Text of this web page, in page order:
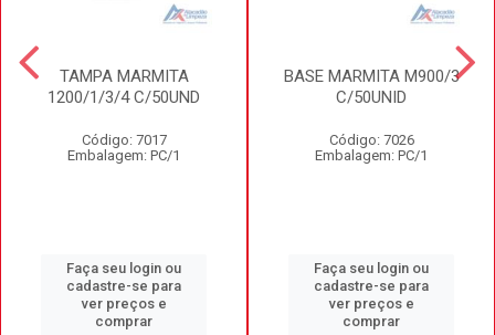
TAMPA MARMITA
1200/1/3/4 C/50UND
Código: 7017
Embalagem: PC/1
Faça seu login ou
cadastre-se para
ver preços e
comprar
BASE MARMITA M900/3
C/50UNID
Código: 7026
Embalagem: PC/1
Faça seu login ou
cadastre-se para
ver preços e
comprar